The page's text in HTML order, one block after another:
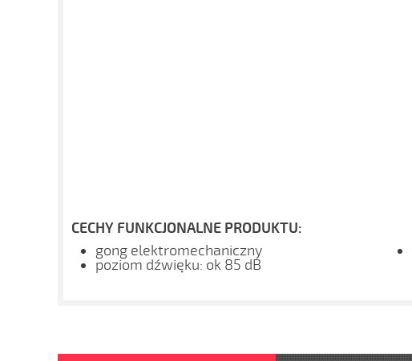
CECHY FUNKCJONALNE PRODUKTU:
gong elektromechaniczny
poziom dźwięku: ok 85 dB